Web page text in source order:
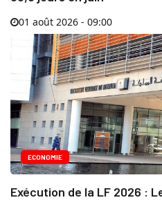
01 août 2026 - 09:00
ECONOMIE
Exécution de la LF 2026 :